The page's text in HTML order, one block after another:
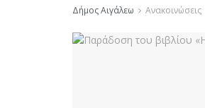
Δήμος Αιγάλεω Ανακοινώσεις